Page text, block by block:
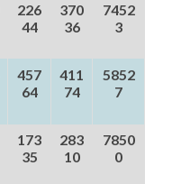
226
44
370
36
7452
3
457
64
411
74
5852
7
173
35
283
10
7850
0